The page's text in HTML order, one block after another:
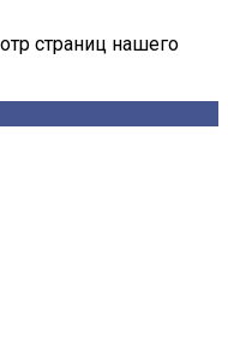
страниц нашего